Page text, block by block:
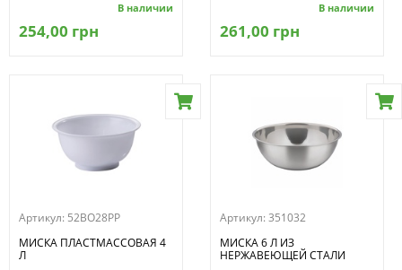
В наличии
254,00 грн
В наличии
261,00 грн
Артикул: 52BO28PP
МИСКА ПЛАСТМАССОВАЯ 4
Л
Артикул: 351032
МИСКА 6 Л ИЗ
НЕРЖАВЕЮЩЕЙ СТАЛИ